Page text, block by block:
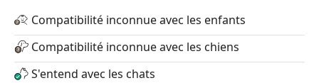
Compatibilité inconnue avec les enfants
Compatibilité inconnue avec les chiens
S'entend avec les chats